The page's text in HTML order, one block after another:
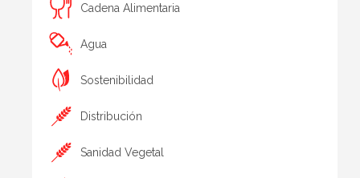
Cadena Alimentaria
Agua
Sostenibilidad
Distribución
Sanidad Vegetal